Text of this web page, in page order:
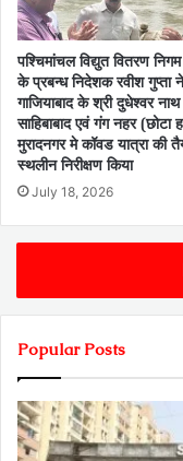
पश्चिमांचल विद्युत वितरण
के प्रबन्ध निदेशक रवीश गुप्ता ने
गाजियाबाद के श्री दुधेश्वर नाथ
साहिबाबाद एवं गंग नहर (छोटा
मुरादनगर मे कॉवड यात्रा की
स्थलीन निरीक्षण किया
July 18, 2026
Popular Posts